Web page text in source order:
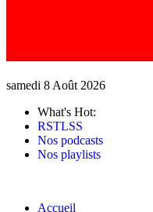
samedi 8 Août 2026
What's Hot:
RSTLSS
Nos podcasts
Nos playlists
Accueil